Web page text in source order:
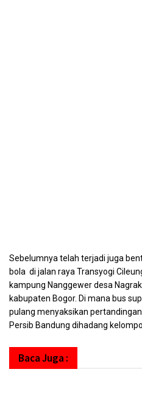
Sebelumnya telah terjadi juga
bola di jalan raya Transyogi
kampung Nanggewer desa
kabupaten Bogor. Di mana bus
pulang menyaksikan
Persib Bandung dihadang
Baca Juga :